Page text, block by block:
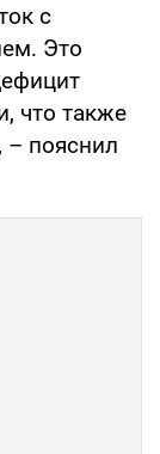
с
Это
что также
– пояснил